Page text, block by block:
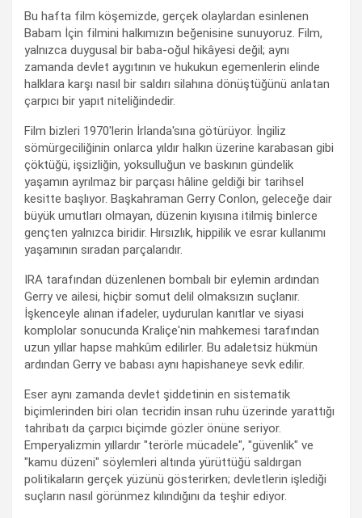
Bu hafta film köşemizde, gerçek olaylardan esinlenen
Babam İçin filmini halkımızın beğenisine sunuyoruz. Film,
yalnızca duygusal bir baba-oğul hikâyesi değil; aynı
zamanda devlet aygıtının ve hukukun egemenlerin elinde
halklara karşı nasıl bir saldırı silahına dönüştüğünü anlatan
çarpıcı bir yapıt niteliğindedir.
Film bizleri 1970'lerin İrlanda'sına götürüyor. İngiliz
sömürgeciliğinin onlarca yıldır halkın üzerine karabasan gibi
çöktüğü, işsizliğin, yoksulluğun ve baskının gündelik
yaşamın ayrılmaz bir parçası hâline geldiği bir tarihsel
kesitte başlıyor. Başkahraman Gerry Conlon, geleceğe dair
büyük umutları olmayan, düzenin kıyısına itilmiş binlerce
gençten yalnızca biridir. Hırsızlık, hippilik ve esrar kullanımı
yaşamının sıradan parçalarıdır.
IRA tarafından düzenlenen bombalı bir eylemin ardından
Gerry ve ailesi, hiçbir somut delil olmaksızın suçlanır.
İşkenceyle alınan ifadeler, uydurulan kanıtlar ve siyasi
komplolar sonucunda Kraliçe'nin mahkemesi tarafından
uzun yıllar hapse mahkûm edilirler. Bu adaletsiz hükmün
ardından Gerry ve babası aynı hapishaneye sevk edilir.
Eser aynı zamanda devlet şiddetinin en sistematik
biçimlerinden biri olan tecridin insan ruhu üzerinde yarattığı
tahribatı da çarpıcı biçimde gözler önüne seriyor.
Emperyalizmin yıllardır "terörle mücadele", "güvenlik" ve
"kamu düzeni" söylemleri altında yürüttüğü saldırgan
politikaların gerçek yüzünü gösterirken; devletlerin işlediği
suçların nasıl görünmez kılındığını da teşhir ediyor.